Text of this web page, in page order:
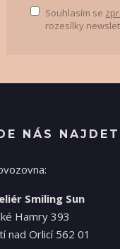
Souhlasím se
rozesílky
NÁS
Smiling Sun
Hamry 393
nad Orlicí 562 01